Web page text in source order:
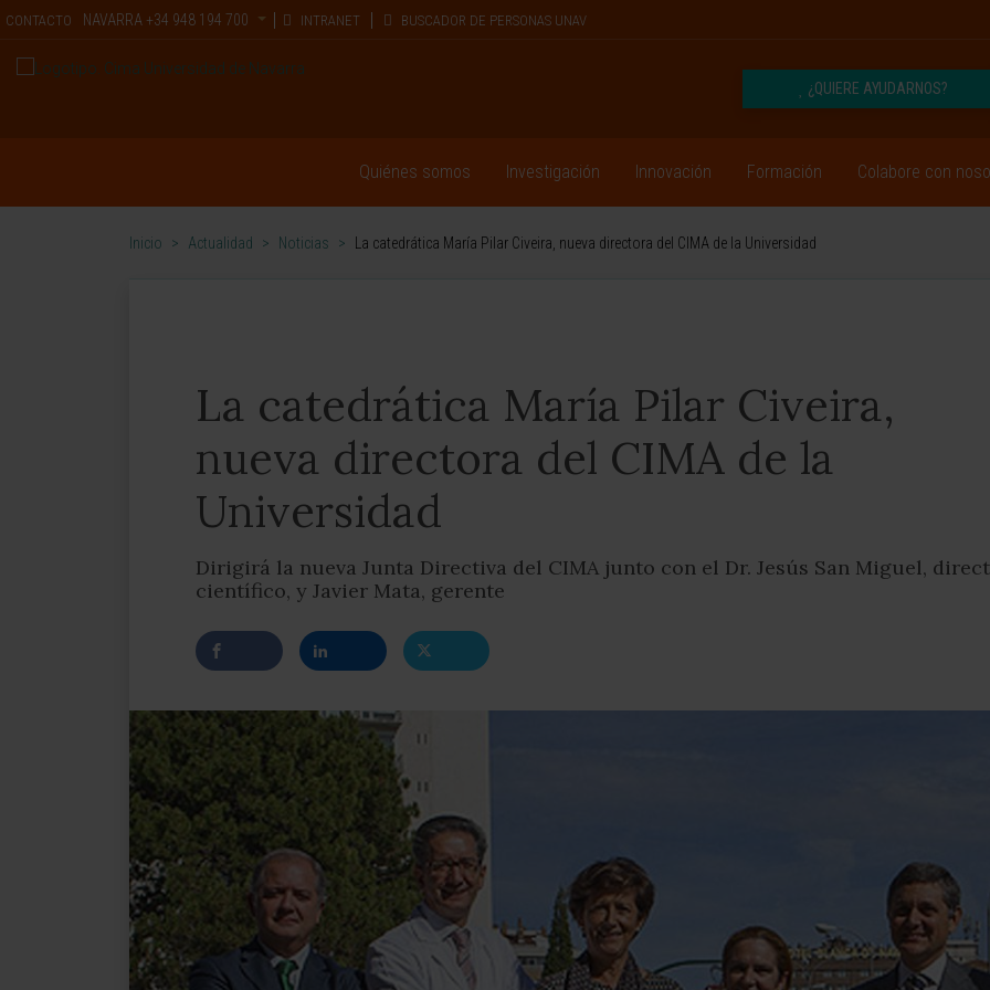
CONTACTO NAVARRA +34 948 194 700 INTRANET BUSCADOR DE PERSONAS UNAV
¿QUIERE AYUDARNOS?
Quiénes somos Investigación Innovación Formación Colabore con
Inicio > Actualidad > Noticias > La catedrática María Pilar Civeira, nueva directora del CIMA de la Universidad
La catedrática María Pilar Civeira,
nueva directora del CIMA de la
Universidad
Dirigirá la nueva Junta Directiva del CIMA junto con el Dr. Jesús San Miguel,
científico, y Javier Mata, gerente